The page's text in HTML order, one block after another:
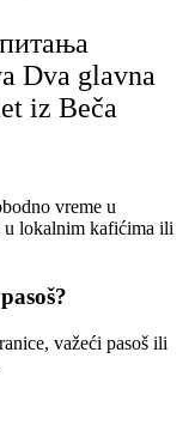
Dva glavna
iz Beča
vreme u
u lokalnim kafićima ili
važeći pasoš ili